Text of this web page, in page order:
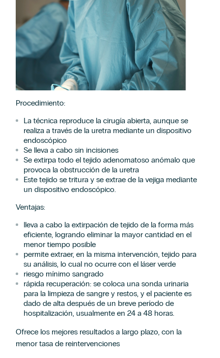
Procedimiento:
La técnica reproduce la cirugía abierta, aunque se
realiza a través de la uretra mediante un dispositivo
endoscópico
Se lleva a cabo sin incisiones
Se extirpa todo el tejido adenomatoso anómalo que
provoca la obstrucción de la uretra
Este tejido se tritura y se extrae de la vejiga mediante
un dispositivo endoscópico.
Ventajas:
lleva a cabo la extirpación de tejido de la forma más
eficiente, logrando eliminar la mayor cantidad en el
menor tiempo posible
permite extraer, en la misma intervención, tejido para
su análisis, lo cual no ocurre con el láser verde
riesgo mínimo sangrado
rápida recuperación: se coloca una sonda urinaria
para la limpieza de sangre y restos, y el paciente es
dado de alta después de un breve período de
hospitalización, usualmente en 24 a 48 horas.
Ofrece los mejores resultados a largo plazo, con la
menor tasa de reintervenciones
Afirmo que he leído y acepto los términos en materia de protección de
datos de la Cláusula informativa de contacto.
medios electrónicos, y la elaboración de perfiles con las finalidades